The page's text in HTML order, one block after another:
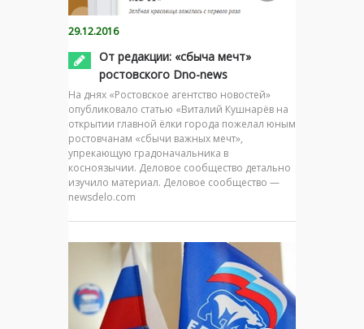
29.12.2016
От редакции: «сбыча мечт»
ростовского Dno-news
На днях «Ростовское агентство новостей»
опубликовало статью «Виталий Кушнарёв на
открытии главной ёлки города пожелал юным
ростовчанам «сбычи важных мечт»,
упрекающую градоначальника в
косноязычии. Деловое сообщество детально
изучило материал. Деловое сообщество —
newsdelo.com